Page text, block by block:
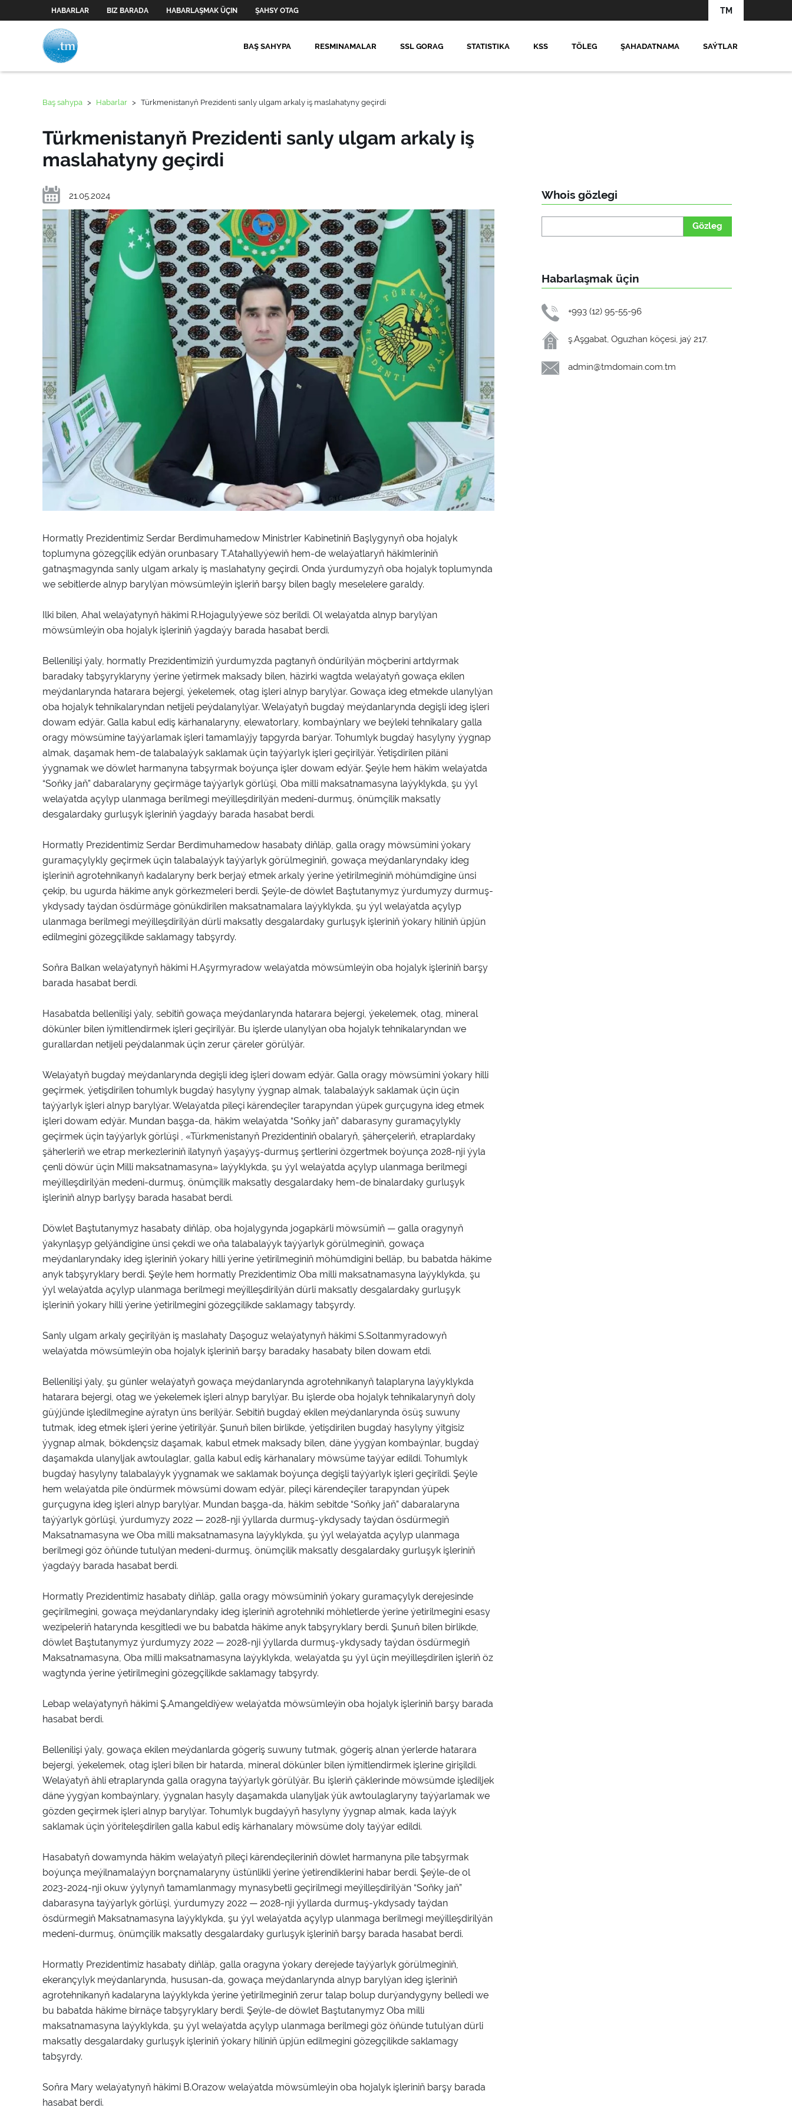
HABARLAR BIZ BARADA HABARLAŞMAK ÜÇIN ŞAHSY OTAG TM
BAŞ SAHYPA RESMINAMALAR SSL GORAG STATISTIKA KSS TÖLEG ŞAHADATNAMA SAÝTLAR
Baş sahypa > Habarlar > Türkmenistanyň Prezidenti sanly ulgam arkaly iş maslahatyny geçirdi
Türkmenistanyň Prezidenti sanly ulgam arkaly iş
maslahatyny geçirdi
21.05.2024
Hormatly Prezidentimiz Serdar Berdimuhamedow Ministrler Kabinetiniň Başlygynyň oba hojalyk
toplumyna gözegçilik edýän orunbasary T.Atahallyýewiň hem-de welaýatlaryň häkimleriniň
gatnaşmagynda sanly ulgam arkaly iş maslahatyny geçirdi. Onda ýurdumyzyň oba hojalyk toplumynda
we sebitlerde alnyp barylýan möwsümleýin işleriň barşy bilen bagly meselelere garaldy.
Ilki bilen, Ahal welaýatynyň häkimi R.Hojagulyýewe söz berildi. Ol welaýatda alnyp barylýan
möwsümleýin oba hojalyk işleriniň ýagdaýy barada hasabat berdi.
Bellenilişi ýaly, hormatly Prezidentimiziň ýurdumyzda pagtanyň öndürilýän möçberini artdyrmak
baradaky tabşyryklaryny ýerine ýetirmek maksady bilen, häzirki wagtda welaýatyň gowaça ekilen
meýdanlarynda hatarara bejergi, ýekelemek, otag işleri alnyp barylýar. Gowaça ideg etmekde ulanylýan
oba hojalyk tehnikalaryndan netijeli peýdalanylýar. Welaýatyň bugdaý meýdanlarynda degişli ideg işleri
dowam edýär. Galla kabul ediş kärhanalaryny, elewatorlary, kombaýnlary we beýleki tehnikalary galla
oragy möwsümine taýýarlamak işleri tamamlaýjy tapgyrda barýar. Tohumlyk bugdaý hasylyny ýygnap
almak, daşamak hem-de talabalaýyk saklamak üçin taýýarlyk işleri geçirilýär. Ýetişdirilen piläni
ýygnamak we döwlet harmanyna tabşyrmak boýunça işler dowam edýär. Şeýle hem häkim welaýatda
“Soňky jaň” dabaralaryny geçirmäge taýýarlyk görlüşi, Oba milli maksatnamasyna laýyklykda, şu ýyl
welaýatda açylyp ulanmaga berilmegi meýilleşdirilýän medeni-durmuş, önümçilik maksatly
desgalardaky gurluşyk işleriniň ýagdaýy barada hasabat berdi.
Hormatly Prezidentimiz Serdar Berdimuhamedow hasabaty diňläp, galla oragy möwsümini ýokary
guramaçylykly geçirmek üçin talabalaýyk taýýarlyk görülmeginiň, gowaça meýdanlaryndaky ideg
işleriniň agrotehnikanyň kadalaryny berk berjaý etmek arkaly ýerine ýetirilmeginiň möhümdigine ünsi
çekip, bu ugurda häkime anyk görkezmeleri berdi. Şeýle-de döwlet Baştutanymyz ýurdumyzy durmuş-
ykdysady taýdan ösdürmäge gönükdirilen maksatnamalara laýyklykda, şu ýyl welaýatda açylyp
ulanmaga berilmegi meýilleşdirilýän dürli maksatly desgalardaky gurluşyk işleriniň ýokary hiliniň üpjün
edilmegini gözegçilikde saklamagy tabşyrdy.
Soňra Balkan welaýatynyň häkimi H.Aşyrmyradow welaýatda möwsümleýin oba hojalyk işleriniň barşy
barada hasabat berdi.
Hasabatda bellenilişi ýaly, sebitiň gowaça meýdanlarynda hatarara bejergi, ýekelemek, otag, mineral
dökünler bilen iýmitlendirmek işleri geçirilýär. Bu işlerde ulanylýan oba hojalyk tehnikalaryndan we
gurallardan netijeli peýdalanmak üçin zerur çäreler görülýär.
Welaýatyň bugdaý meýdanlarynda degişli ideg işleri dowam edýär. Galla oragy möwsümini ýokary hilli
geçirmek, ýetişdirilen tohumlyk bugdaý hasylyny ýygnap almak, talabalaýyk saklamak üçin üçin
taýýarlyk işleri alnyp barylýar. Welaýatda pileçi kärendeçiler tarapyndan ýüpek gurçugyna ideg etmek
işleri dowam edýär. Mundan başga-da, häkim welaýatda “Soňky jaň” dabarasyny guramaçylykly
geçirmek üçin taýýarlyk görlüşi , «Türkmenistanyň Prezidentiniň obalaryň, şäherçeleriň, etraplardaky
şäherleriň we etrap merkezleriniň ilatynyň ýaşaýyş-durmuş şertlerini özgertmek boýunça 2028-nji ýyla
çenli döwür üçin Milli maksatnamasyna» laýyklykda, şu ýyl welaýatda açylyp ulanmaga berilmegi
meýilleşdirilýän medeni-durmuş, önümçilik maksatly desgalardaky hem-de binalardaky gurluşyk
işleriniň alnyp barlyşy barada hasabat berdi.
Döwlet Baştutanymyz hasabaty diňläp, oba hojalygynda jogapkärli möwsümiň — galla oragynyň
ýakynlaşyp gelýändigine ünsi çekdi we oňa talabalaýyk taýýarlyk görülmeginiň, gowaça
meýdanlaryndaky ideg işleriniň ýokary hilli ýerine ýetirilmeginiň möhümdigini belläp, bu babatda häkime
anyk tabşyryklary berdi. Şeýle hem hormatly Prezidentimiz Oba milli maksatnamasyna laýyklykda, şu
ýyl welaýatda açylyp ulanmaga berilmegi meýilleşdirilýän dürli maksatly desgalardaky gurluşyk
işleriniň ýokary hilli ýerine ýetirilmegini gözegçilikde saklamagy tabşyrdy.
Sanly ulgam arkaly geçirilýän iş maslahaty Daşoguz welaýatynyň häkimi S.Soltanmyradowyň
welaýatda möwsümleýin oba hojalyk işleriniň barşy baradaky hasabaty bilen dowam etdi.
Bellenilişi ýaly, şu günler welaýatyň gowaça meýdanlarynda agrotehnikanyň talaplaryna laýyklykda
hatarara bejergi, otag we ýekelemek işleri alnyp barylýar. Bu işlerde oba hojalyk tehnikalarynyň doly
güýjünde işledilmegine aýratyn üns berilýär. Sebitiň bugdaý ekilen meýdanlarynda ösüş suwuny
tutmak, ideg etmek işleri ýerine ýetirilýär. Şunuň bilen birlikde, ýetişdirilen bugdaý hasylyny ýitgisiz
ýygnap almak, bökdençsiz daşamak, kabul etmek maksady bilen, däne ýygýan kombaýnlar, bugdaý
daşamakda ulanyljak awtoulaglar, galla kabul ediş kärhanalary möwsüme taýýar edildi. Tohumlyk
bugdaý hasylyny talabalaýyk ýygnamak we saklamak boýunça degişli taýýarlyk işleri geçirildi. Şeýle
hem welaýatda pile öndürmek möwsümi dowam edýär, pileçi kärendeçiler tarapyndan ýüpek
gurçugyna ideg işleri alnyp barylýar. Mundan başga-da, häkim sebitde “Soňky jaň” dabaralaryna
taýýarlyk görlüşi, ýurdumyzy 2022 — 2028-nji ýyllarda durmuş-ykdysady taýdan ösdürmegiň
Maksatnamasyna we Oba milli maksatnamasyna laýyklykda, şu ýyl welaýatda açylyp ulanmaga
berilmegi göz öňünde tutulýan medeni-durmuş, önümçilik maksatly desgalardaky gurluşyk işleriniň
ýagdaýy barada hasabat berdi.
Hormatly Prezidentimiz hasabaty diňläp, galla oragy möwsüminiň ýokary guramaçylyk derejesinde
geçirilmegini, gowaça meýdanlaryndaky ideg işleriniň agrotehniki möhletlerde ýerine ýetirilmegini esasy
wezipeleriň hatarynda kesgitledi we bu babatda häkime anyk tabşyryklary berdi. Şunuň bilen birlikde,
döwlet Baştutanymyz ýurdumyzy 2022 — 2028-nji ýyllarda durmuş-ykdysady taýdan ösdürmegiň
Maksatnamasyna, Oba milli maksatnamasyna laýyklykda, welaýatda şu ýyl üçin meýilleşdirilen işleriň öz
wagtynda ýerine ýetirilmegini gözegçilikde saklamagy tabşyrdy.
Lebap welaýatynyň häkimi Ş.Amangeldiýew welaýatda möwsümleýin oba hojalyk işleriniň barşy barada
hasabat berdi.
Bellenilişi ýaly, gowaça ekilen meýdanlarda gögeriş suwuny tutmak, gögeriş alnan ýerlerde hatarara
bejergi, ýekelemek, otag işleri bilen bir hatarda, mineral dökünler bilen iýmitlendirmek işlerine girişildi.
Welaýatyň ähli etraplarynda galla oragyna taýýarlyk görülýär. Bu işleriň çäklerinde möwsümde işlediljek
däne ýygýan kombaýnlary, ýygnalan hasyly daşamakda ulanyljak ýük awtoulaglaryny taýýarlamak we
gözden geçirmek işleri alnyp barylýar. Tohumlyk bugdaýyň hasylyny ýygnap almak, kada laýyk
saklamak üçin ýöriteleşdirilen galla kabul ediş kärhanalary möwsüme doly taýýar edildi.
Hasabatyň dowamynda häkim welaýatyň pileçi kärendeçileriniň döwlet harmanyna pile tabşyrmak
boýunça meýilnamalaýyn borçnamalaryny üstünlikli ýerine ýetirendiklerini habar berdi. Şeýle-de ol
2023-2024-nji okuw ýylynyň tamamlanmagy mynasybetli geçirilmegi meýilleşdirilýän “Soňky jaň”
dabarasyna taýýarlyk görlüşi, ýurdumyzy 2022 — 2028-nji ýyllarda durmuş-ykdysady taýdan
ösdürmegiň Maksatnamasyna laýyklykda, şu ýyl welaýatda açylyp ulanmaga berilmegi meýilleşdirilýän
medeni-durmuş, önümçilik maksatly desgalardaky gurluşyk işleriniň barşy barada hasabat berdi.
Hormatly Prezidentimiz hasabaty diňläp, galla oragyna ýokary derejede taýýarlyk görülmeginiň,
ekerançylyk meýdanlarynda, hususan-da, gowaça meýdanlarynda alnyp barylýan ideg işleriniň
agrotehnikanyň kadalaryna laýyklykda ýerine ýetirilmeginiň zerur talap bolup durýandygyny belledi we
bu babatda häkime birnäçe tabşyryklary berdi. Şeýle-de döwlet Baştutanymyz Oba milli
maksatnamasyna laýyklykda, şu ýyl welaýatda açylyp ulanmaga berilmegi göz öňünde tutulýan dürli
maksatly desgalardaky gurluşyk işleriniň ýokary hiliniň üpjün edilmegini gözegçilikde saklamagy
tabşyrdy.
Soňra Mary welaýatynyň häkimi B.Orazow welaýatda möwsümleýin oba hojalyk işleriniň barşy barada
hasabat berdi.
Whois gözlegi
Gözleg
Habarlaşmak üçin
+993 (12) 95-55-96
ş.Aşgabat, Oguzhan köçesi, jaý 217.
admin@tmdomain.com.tm